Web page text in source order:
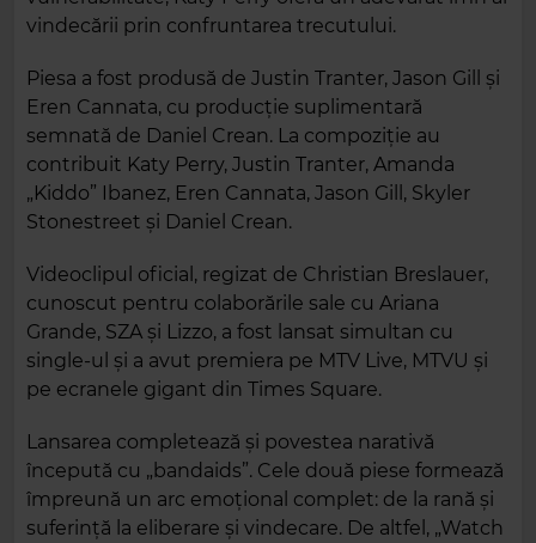
vindecării prin confruntarea trecutului.
Piesa a fost produsă de Justin Tranter, Jason Gill și
Eren Cannata, cu producție suplimentară
semnată de Daniel Crean. La compoziție au
contribuit Katy Perry, Justin Tranter, Amanda
„Kiddo” Ibanez, Eren Cannata, Jason Gill, Skyler
Stonestreet și Daniel Crean.
Videoclipul oficial, regizat de Christian Breslauer,
cunoscut pentru colaborările sale cu Ariana
Grande, SZA și Lizzo, a fost lansat simultan cu
single-ul și a avut premiera pe MTV Live, MTVU și
pe ecranele gigant din Times Square.
Lansarea completează și povestea narativă
începută cu „bandaids”. Cele două piese formează
împreună un arc emoțional complet: de la rană și
suferință la eliberare și vindecare. De altfel, „Watch